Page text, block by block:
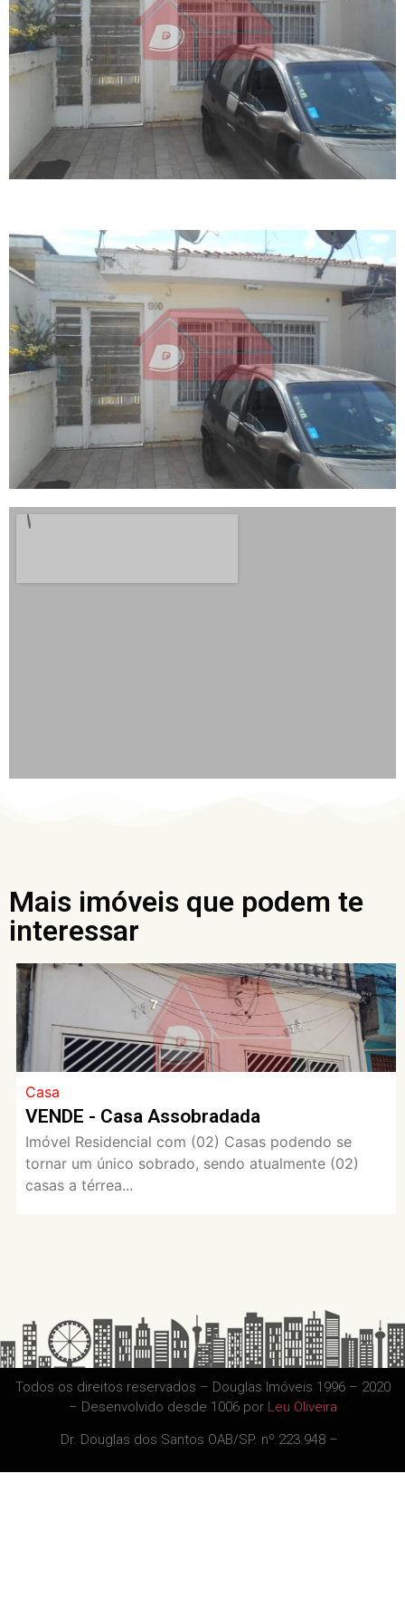
Mais imóveis que podem te
interessar
Casa
VENDE - Casa Assobradada
Imóvel Residencial com (02) Casas podendo se
tornar um único sobrado, sendo atualmente (02)
casas a térrea...
Todos os direitos reservados – Douglas Imóveis 1996 – 2020
– Desenvolvido desde 1006 por Leu Oliveira
Dr. Douglas dos Santos OAB/SP. nº 223.948 –